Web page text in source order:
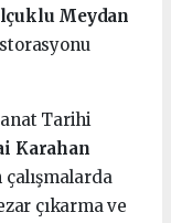
Meydan
Tarihi
Karahan
çalışmalarda
çıkarma ve